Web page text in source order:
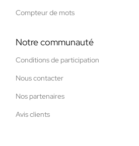
Compteur de mots
Notre communauté
Conditions de participation
Nous contacter
Nos partenaires
Avis clients